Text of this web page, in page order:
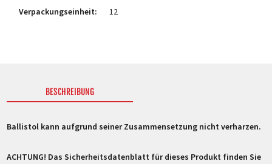
Verpackungseinheit: 12
BESCHREIBUNG
Ballistol kann aufgrund seiner Zusammensetzung nicht verharzen.
ACHTUNG! Das Sicherheitsdatenblatt für dieses Produkt finden Sie